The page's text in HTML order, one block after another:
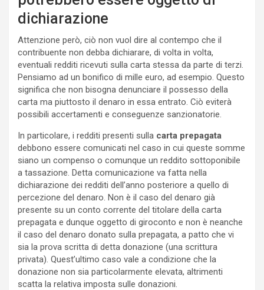
dichiarazione
Attenzione però, ciò non vuol dire al contempo che il
contribuente non debba dichiarare, di volta in volta,
eventuali redditi ricevuti sulla carta stessa da parte di terzi.
Pensiamo ad un bonifico di mille euro, ad esempio. Questo
significa che non bisogna denunciare il possesso della
carta ma piuttosto il denaro in essa entrato. Ciò eviterà
possibili accertamenti e conseguenze sanzionatorie.
In particolare, i redditi presenti sulla carta prepagata
debbono essere comunicati nel caso in cui queste somme
siano un compenso o comunque un reddito sottoponibile
a tassazione. Detta comunicazione va fatta nella
dichiarazione dei redditi dell’anno posteriore a quello di
percezione del denaro. Non è il caso del denaro già
presente su un conto corrente del titolare della carta
prepagata e dunque oggetto di giroconto e non è neanche
il caso del denaro donato sulla prepagata, a patto che vi
sia la prova scritta di detta donazione (una scrittura
privata). Quest’ultimo caso vale a condizione che la
donazione non sia particolarmente elevata, altrimenti
scatta la relativa imposta sulle donazioni.